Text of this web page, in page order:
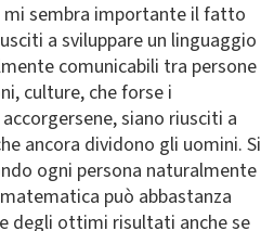
sembra importante il fatto
a sviluppare un linguaggio
comunicabili tra persone
culture, che forse i
siano riusciti a
ancora dividono gli uomini. Si
ogni persona naturalmente
può abbastanza
degli ottimi risultati anche se